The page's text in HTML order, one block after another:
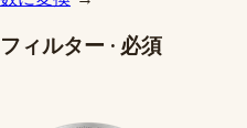
フィルター · 必須